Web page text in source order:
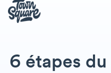
6 étapes